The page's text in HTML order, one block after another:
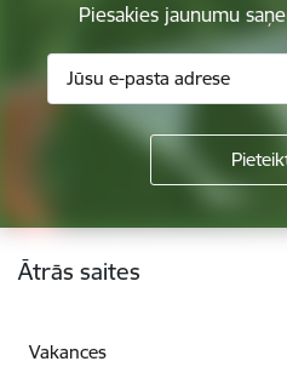
Piesakies jaunumu
Kājene
Ātrās saites
Vakances